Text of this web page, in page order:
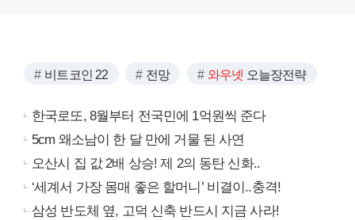
비트코인 22 전망 와우넷 오늘장전략
한국로또, 8월부터 전국민에 1억원씩 준다
5cm 왜소남이 한 달 만에 거물 된 사연
오산시 집 값 2배 상승! 제 2의 동탄 신화..
‘세계서 가장 몸매 좋은 할머니’ 비결이..충격!
삼성 반도체 옆, 고덕 신축 반드시 지금 사라!